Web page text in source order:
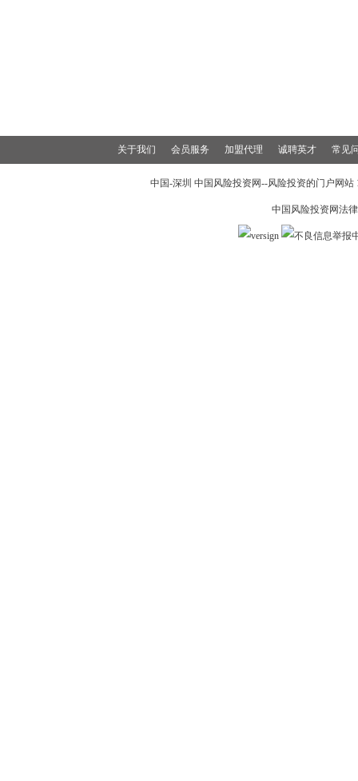
关于我们 会员服务 加盟代理 诚聘英才 常见
中国-深圳 中国风险投资网--风险投资的门户网
中国风险投资网法